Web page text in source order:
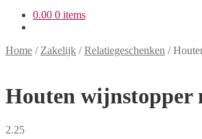
0.00 0 items
Home / Zakelijk /Relatiegeschenken /
Houten wijnstopper
2.25